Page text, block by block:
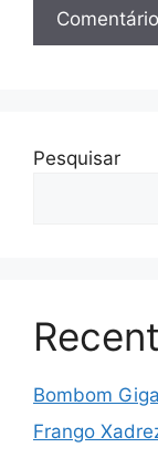
Pesquisar
Bombom
Frango